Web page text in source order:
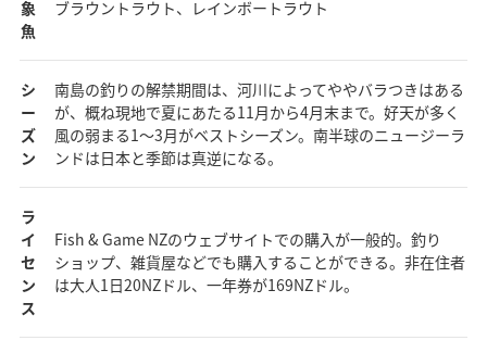
象
魚
ブラウントラウト、レインボートラウト
シ
ー
ズ
ン
南島の釣りの解禁期間は、河川によってややバラつきはある
が、概ね現地で夏にあたる11月から4月末まで。好天が多く
風の弱まる1～3月がベストシーズン。南半球のニュージーラ
ンドは日本と季節は真逆になる。
ラ
イ
セ
ン
ス
Fish & Game NZのウェブサイトでの購入が一般的。釣り
ショップ、雑貨屋などでも購入することができる。非在住者
は大人1日20NZドル、一年券が169NZドル。